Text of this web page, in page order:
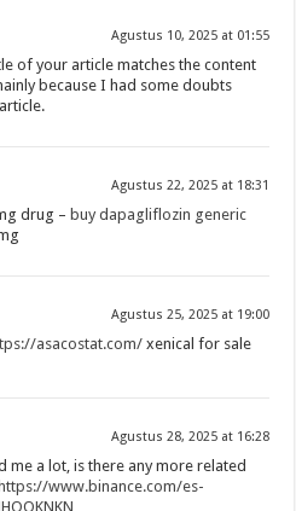
Agustus 10, 2025 at 01:55
of your article matches the content
because I had some doubts
Agustus 22, 2025 at 18:31
drug – buy dapagliflozin generic
Agustus 25, 2025 at 19:00
asacostat.com/ xenical for sale
Agustus 28, 2025 at 16:28
me a lot, is there any more related
https://www.binance.com/es-